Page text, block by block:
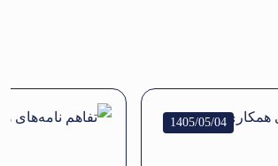
1405/05/04